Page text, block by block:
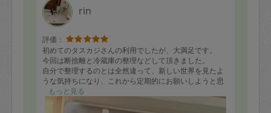
rin
評価：
初めてのタスカジさんの利用でしたが、大満足です。
今回は断捨離と冷蔵庫の整理などして頂きました。
自分で整理するのとは全然違って、新しい世界を見たよ
うな気持ちになり、これから定期的にお願いしようと思
いました。
ありがとうございました！
もっと見る